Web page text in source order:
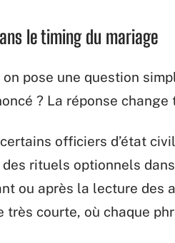
le timing du mariage
pose une question
? La réponse change
officiers d’état
rituels optionnels
ou après la lecture des
très courte, où chaque